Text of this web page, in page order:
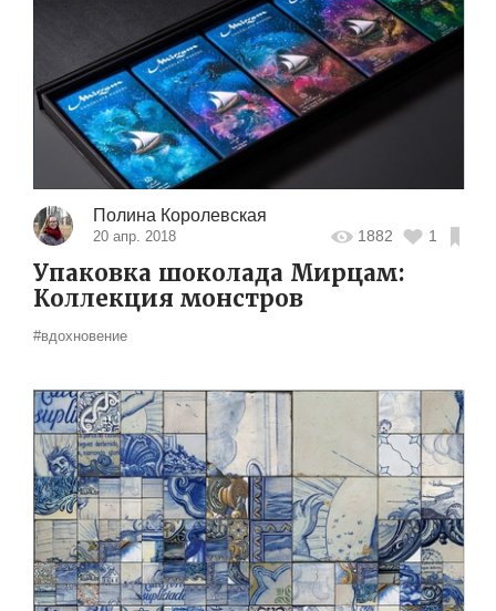
Полина Королевская
20 апр. 2018 1882 1
Упаковка шоколада Мирцам:
Коллекция монстров
#вдохновение